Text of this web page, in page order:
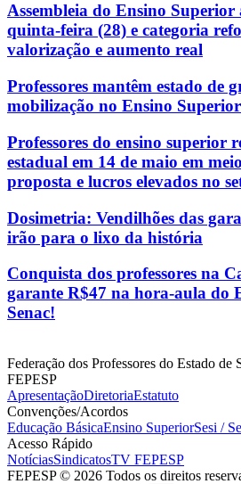
Assembleia do Ensino Superior
quinta-feira (28) e categoria
valorização e aumento real
Professores mantêm estado de
mobilização no Ensino
Professores do ensino superior
estadual em 14 de maio em
proposta e lucros elevados no
Dosimetria: Vendilhões das
irão para o lixo da história
Conquista dos professores na
garante R$47 na hora-aula do
Senac!
Federação dos Professores do Estado de
FEPESP
ApresentaçãoDiretoriaEstatuto
Convenções/Acordos
Educação BásicaEnsino SuperiorSesi /
Acesso Rápido
NotíciasSindicatosTV FEPESP
FEPESP © 2026 Todos os direitos